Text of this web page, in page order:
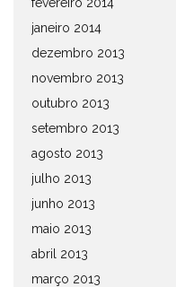
fevereiro 2014
janeiro 2014
dezembro 2013
novembro 2013
outubro 2013
setembro 2013
agosto 2013
julho 2013
junho 2013
maio 2013
abril 2013
março 2013